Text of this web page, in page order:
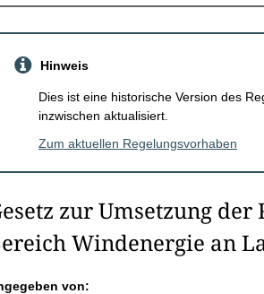
Hinweis
Dies ist eine historische Version des
inzwischen aktualisiert.
Zum aktuellen Regelungsvorhaben
zur Umsetzung
Windenergie an
von: